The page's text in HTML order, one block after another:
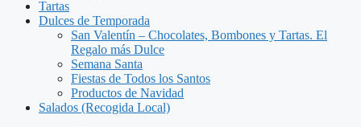
Tartas
Dulces de Temporada
San Valentín – Chocolates, Bombones y Tartas. El
Regalo más Dulce
Semana Santa
Fiestas de Todos los Santos
Productos de Navidad
Salados (Recogida Local)